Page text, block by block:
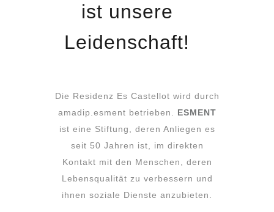
ist unsere
Leidenschaft!
Die Residenz Es Castellot wird durch
amadip.esment betrieben. ESMENT
ist eine Stiftung, deren Anliegen es
seit 50 Jahren ist, im direkten
Kontakt mit den Menschen, deren
Lebensqualität zu verbessern und
ihnen soziale Dienste anzubieten.